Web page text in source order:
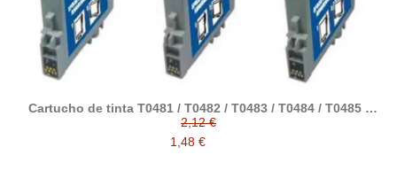
Cartucho de tinta T0481 / T0482 / T0483 / T0484 / T0485 /
T0486 compatible con epson
2,12 €
1,48 €